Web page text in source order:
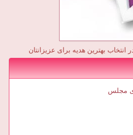
انتخاب بهترین هدیه برای عزیزانتان
مجلس